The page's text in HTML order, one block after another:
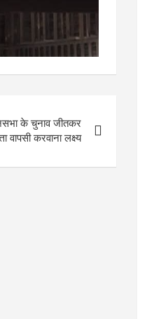
के चुनाव जीतकर
वापसी करवाना लक्ष्य